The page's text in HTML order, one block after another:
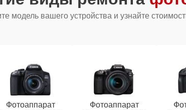
модель вашего устройства и узнайте
Фотоаппарат
Фотоаппарат